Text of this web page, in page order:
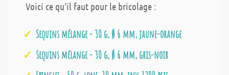
Voici ce qu'il faut pour le bricolage :
Sequins mélange - 30 g, Ø 6 mm, jaune-orange
Sequins mélange - 30 g, Ø 6 mm, gris-noir